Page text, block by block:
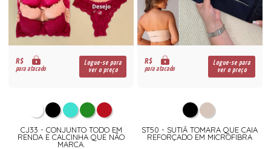
R$
para atacado
Logue-se para
ver o preço
CJ33 - CONJUNTO TODO EM
RENDA E CALCINHA QUE NÃO
MARCA.
R$
para atacado
Logue-se para
ver o preço
ST50 - SUTIÃ TOMARA QUE CAIA
REFORÇADO EM MICROFIBRA